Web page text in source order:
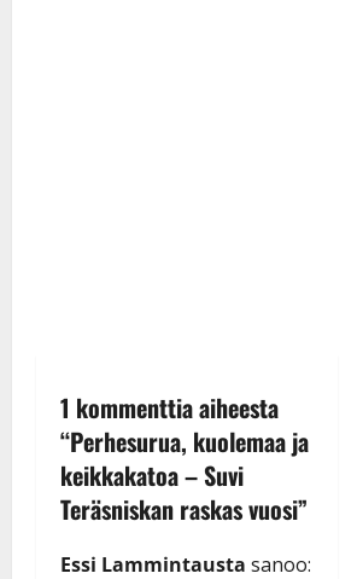
1 kommenttia aiheesta
“Perhesurua, kuolemaa ja
keikkakatoa – Suvi
Teräsniskan raskas vuosi”
Essi Lammintausta sanoo: